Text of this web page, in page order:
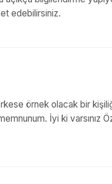
edebilirsiniz.
örnek olacak bir
İyi ki varsınız